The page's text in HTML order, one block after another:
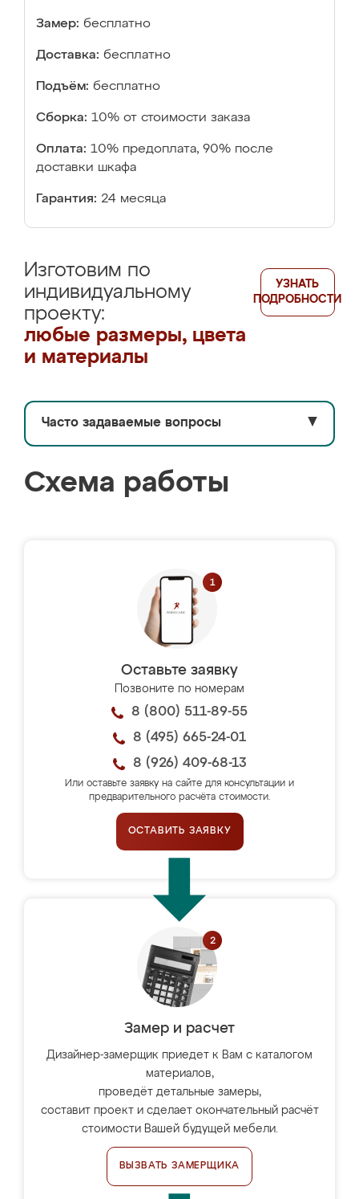
Замер: бесплатно
Доставка: бесплатно
Подъём: бесплатно
Сборка: 10% от стоимости заказа
Оплата: 10% предоплата, 90% после
доставки шкафа
Гарантия: 24 месяца
Изготовим по
индивидуальному
проекту:
любые размеры, цвета
и материалы
УЗНАТЬ
ПОДРОБНОСТИ
Часто задаваемые вопросы ▼
Схема работы
Оставьте заявку
Позвоните по номерам
8 (800) 511-89-55
8 (495) 665-24-01
8 (926) 409-68-13
Или оставьте заявку на сайте для консультации и
предварительного расчёта стоимости.
ОСТАВИТЬ ЗАЯВКУ
Замер и расчет
Дизайнер-замерщик приедет к Вам с каталогом
материалов,
проведёт детальные замеры,
составит проект и сделает окончательный расчёт
стоимости Вашей будущей мебели.
ВЫЗВАТЬ ЗАМЕРЩИКА